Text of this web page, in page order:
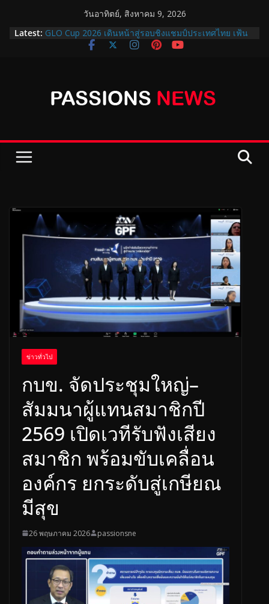
วันอาทิตย์, สิงหาคม 9, 2026
Latest: GLO Cup 2026 เดินหน้าสู่รอบชิงแชมป์ประเทศไทย เฟ้น
หาสุดยอดเยาวชนไปญี่ปุ่น!
ต่อปี
ปิดฉาก GLO Cup 2026 THE FINAL ….คว้า แชมป์
กรมธนารักษ์ จัดแสดงนิทรรศการเหรียญ “สิริกษาปณศิลป์”
น้อมรำลึกพระมหากรุณาธิคุณสมเด็จพระบรมราชชนนี
ข่าวทั่วไป
กบข. จัดประชุมใหญ่–
สัมมนาผู้แทนสมาชิกปี
2569 เปิดเวทีรับฟังเสียง
สมาชิก พร้อมขับเคลื่อน
องค์กร ยกระดับสู่เกษียณ
มีสุข
26 พฤษภาคม 2026 passionsne